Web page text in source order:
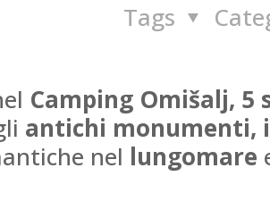
Tags
Camping Omišalj, 5
antichi monumenti,
nel lungomare